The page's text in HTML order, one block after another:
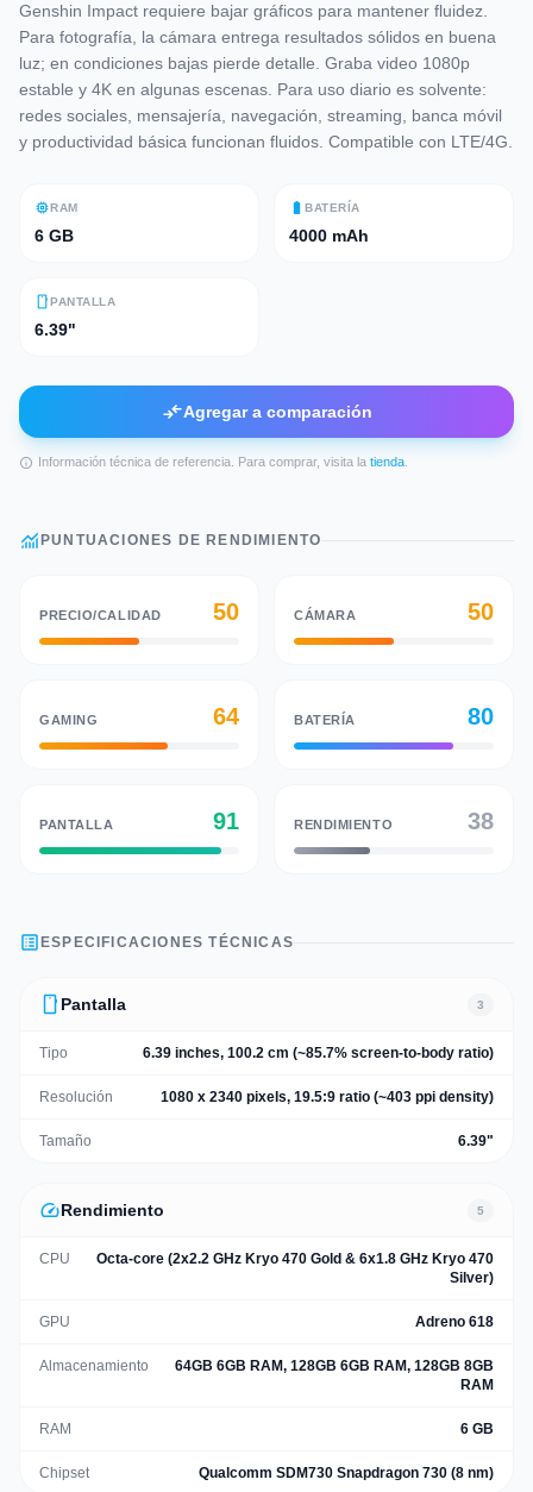
Genshin Impact requiere bajar gráficos para mantener fluidez.
Para fotografía, la cámara entrega resultados sólidos en buena
luz; en condiciones bajas pierde detalle. Graba video 1080p
estable y 4K en algunas escenas. Para uso diario es solvente:
redes sociales, mensajería, navegación, streaming, banca móvil
y productividad básica funcionan fluidos. Compatible con LTE/4G.
memoryRAM
6 GB
battery_full BATERÍA
4000 mAh
smartphonePANTALLA
6.39"
compare_arrowsAgregar a comparación
info Información técnica de referencia. Para comprar, visita la tienda
monitoring PUNTUACIONES DE RENDIMIENTO
PRECIO/CALIDAD 50 CÁMARA 50
GAMING 64 BATERÍA 80
PANTALLA 91 RENDIMIENTO 38
list_alt ESPECIFICACIONES TÉCNICAS
smartphone Pantalla 3
Tipo 6.39 inches, 100.2 cm (~85.7% screen-to-body ratio)
Resolución 1080 x 2340 pixels, 19.5:9 ratio (~403 ppi density)
Tamaño 6.39"
speedRendimiento 5
CPU
Octa-core (2x2.2 GHz Kryo 470 Gold & 6x1.8 GHz Kryo 470
Silver)
GPU Adreno 618
Almacenamiento
64GB 6GB RAM, 128GB 6GB RAM, 128GB 8GB
RAM
RAM 6 GB
Chipset Qualcomm SDM730 Snapdragon 730 (8 nm)